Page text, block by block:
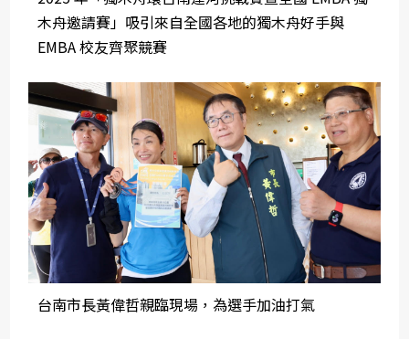
木舟邀請賽」吸引來自全國各地的獨木舟好手與
EMBA 校友齊聚競賽
台南市長黃偉哲親臨現場，為選手加油打氣